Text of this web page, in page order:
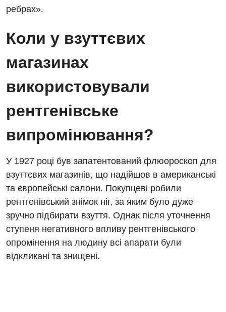
ребрах».
Коли у взуттєвих
магазинах
використовували
рентгенівське
випромінювання?
У 1927 році був запатентований флюороскоп для
взуттєвих магазинів, що надійшов в американські
та європейські салони. Покупцеві робили
рентгенівський знімок ніг, за яким було дуже
зручно підбирати взуття. Однак після уточнення
ступеня негативного впливу рентгенівського
опромінення на людину всі апарати були
відкликані та знищені.